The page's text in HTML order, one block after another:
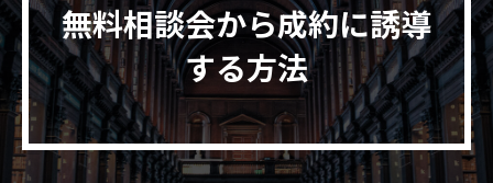
無料相談会から成約に誘導
する方法